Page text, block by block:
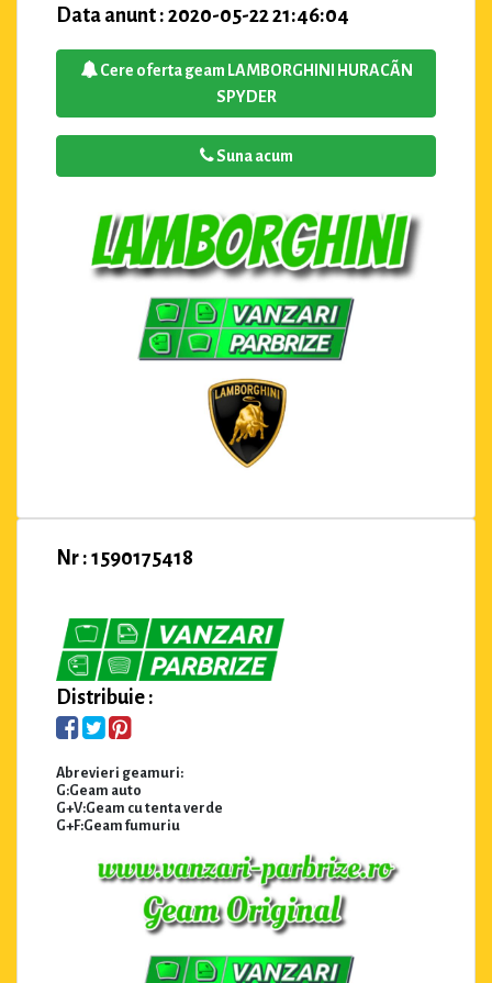
Data anunt : 2020-05-22 21:46:04
Cere oferta geam LAMBORGHINI HURACÃN
SPYDER
Suna acum
Nr : 1590175418
Distribuie :
Abrevieri geamuri:
G:Geam auto
G+V:Geam cu tenta verde
G+F:Geam fumuriu